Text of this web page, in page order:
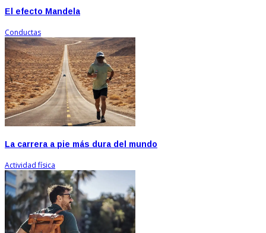
El efecto Mandela
Conductas
La carrera a pie más dura del mundo
Actividad física